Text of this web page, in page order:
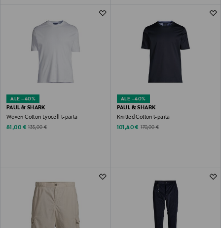
ALE –40%
PAUL & SHARK
Woven Cotton Lyocell t-paita
Discounted Price
81,00 € Original Price
135,00 €
ALE –40%
PAUL & SHARK
Knitted Cotton t-paita
Discounted Price
101,40 € Original Price
170,00 €